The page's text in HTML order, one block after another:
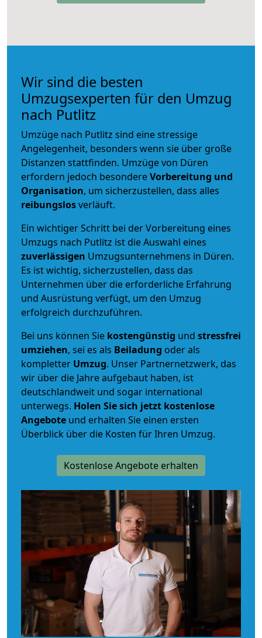
Wir sind die besten
Umzugsexperten für den Umzug
nach Putlitz
Umzüge nach Putlitz sind eine stressige
Angelegenheit, besonders wenn sie über große
Distanzen stattfinden. Umzüge von Düren
erfordern jedoch besondereVorbereitung und
Organisation, um sicherzustellen, dass alles
reibungslosverläuft.
Ein wichtiger Schritt bei der Vorbereitung eines
Umzugs nach Putlitz ist die Auswahl eines
zuverlässigen Umzugsunternehmens in Düren.
Es ist wichtig, sicherzustellen, dass das
Unternehmen über die erforderliche Erfahrung
und Ausrüstung verfügt, um den Umzug
erfolgreich durchzuführen.
Bei uns können Sie kostengünstig und stressfrei
umziehen, sei es als Beiladung oder als
kompletter Umzug. Unser Partnernetzwerk, das
wir über die Jahre aufgebaut haben, ist
deutschlandweit und sogar international
unterwegs. Holen Sie sich jetzt kostenlose
Angebote und erhalten Sie einen ersten
Überblick über die Kosten für Ihren Umzug.
Kostenlose Angebote erhalten